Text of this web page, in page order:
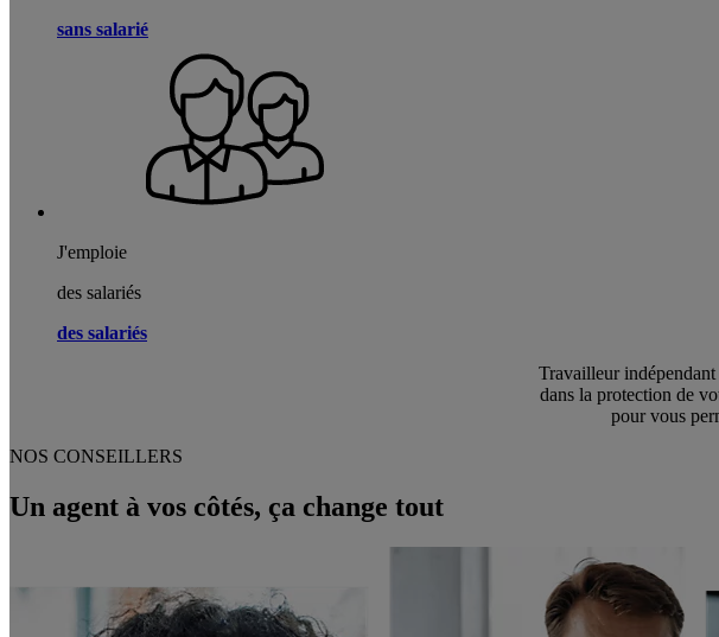
sans salarié
J'emploie
des salariés
des salariés
Travailleur
dans la protection de
pour vous
NOS CONSEILLERS
Un agent à vos côtés, ça change tout